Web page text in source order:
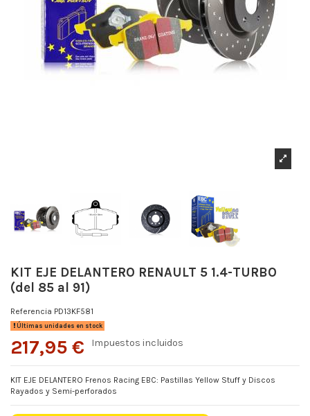
KIT EJE DELANTERO RENAULT 5 1.4-TURBO
(del 85 al 91)
Referencia PD13KF581
Últimas unidades en stock
217,95 € Impuestos incluidos
KIT EJE DELANTERO Frenos Racing EBC: Pastillas Yellow Stuff y Discos
Rayados y Semi-perforados